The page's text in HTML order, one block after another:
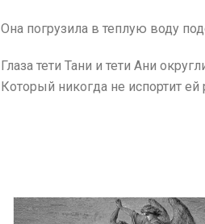
Она погрузила в теплую воду
Глаза тети Тани и тети Ани
Который никогда не испортит